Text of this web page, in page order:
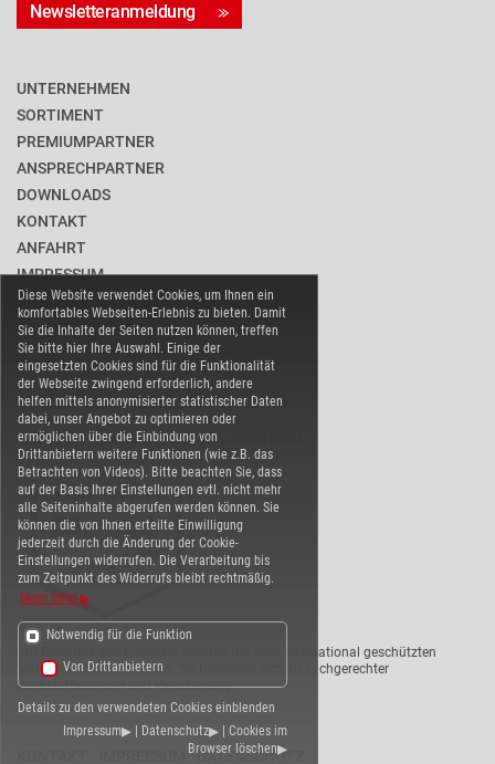
Diese Website verwendet Cookies, um Ihnen ein
komfortables Webseiten-Erlebnis zu bieten. Damit
Sie die Inhalte der Seiten nutzen können, treffen
Sie bitte hier Ihre Auswahl. Einige der
eingesetzten Cookies sind für die Funktionalität
der Webseite zwingend erforderlich, andere
helfen mittels anonymisierter statistischer Daten
dabei, unser Angebot zu optimieren oder
ermöglichen über die Einbindung von
Drittanbietern weitere Funktionen (wie z.B. das
Betrachten von Videos). Bitte beachten Sie, dass
auf der Basis Ihrer Einstellungen evtl. nicht mehr
alle Seiteninhalte abgerufen werden können. Sie
können die von Ihnen erteilte Einwilligung
jederzeit durch die Änderung der Cookie-
Einstellungen widerrufen. Die Verarbeitung bis
zum Zeitpunkt des Widerrufs bleibt rechtmäßig.
Mehr Infos
Notwendig für die Funktion
Von Drittanbietern
Details zu den verwendeten Cookies einblenden
Impressum
| Datenschutz | Cookies im
Browser löschen
Newsletteranmeldung
UNTERNEHMEN
SORTIMENT
PREMIUMPARTNER
ANSPRECHPARTNER
DOWNLOADS
KONTAKT
ANFAHRT
IMPRESSUM
DATENSCHUTZ
BARRIEREFREIHEIT
COOKIE-EINSTELLUNGEN
WARENVERBAND EDELSTAHL ROSTFREI
Auf Produkte aus Edelstahl Rostfrei mit dem international geschützten
Markenzeichen ist Verlass: Sie bekennen sich zu sachgerechter
Werkstoffauswahl und Verarbeitung.
DATENSCHUTZ